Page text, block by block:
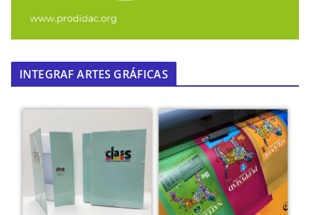
INTEGRAF ARTES GRÁFICAS